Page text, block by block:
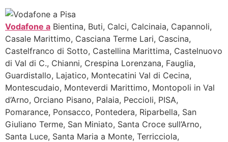
Vodafone a Bientina, Buti, Calci, Calcinaia, Capannoli,
Casale Marittimo, Casciana Terme Lari, Cascina,
Castelfranco di Sotto, Castellina Marittima, Castelnuovo
di Val di C., Chianni, Crespina Lorenzana, Fauglia,
Guardistallo, Lajatico, Montecatini Val di Cecina,
Montescudaio, Monteverdi Marittimo, Montopoli in Val
d’Arno, Orciano Pisano, Palaia, Peccioli, PISA,
Pomarance, Ponsacco, Pontedera, Riparbella, San
Giuliano Terme, San Miniato, Santa Croce sull’Arno,
Santa Luce, Santa Maria a Monte, Terricciola,